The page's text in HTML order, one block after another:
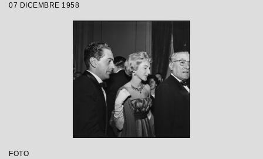
Margherita Wallmann
07 DICEMBRE 1958
FOTO